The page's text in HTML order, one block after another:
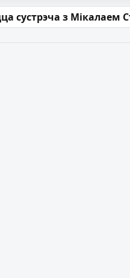
сустрэча з Мікалаем